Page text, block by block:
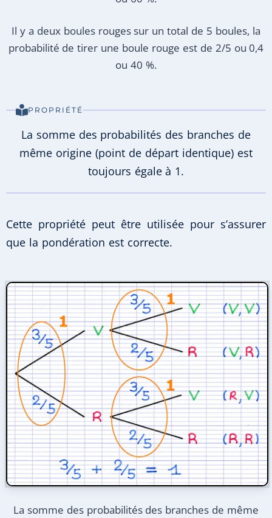
Il y a deux boules rouges sur un total de 5 boules, la
probabilité de tirer une boule rouge est de 2/5 ou 0,4
ou 40 %.
PROPRIÉTÉ
La somme des probabilités des branches de
même origine (point de départ identique) est
toujours égale à 1.
Cette propriété peut être utilisée pour s’assurer
que la pondération est correcte.
La somme des probabilités des branches de même